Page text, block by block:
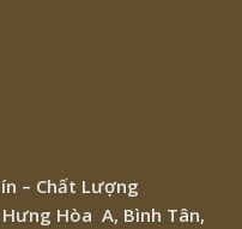
– Chất Lượng
Hòa A, Bình Tân,